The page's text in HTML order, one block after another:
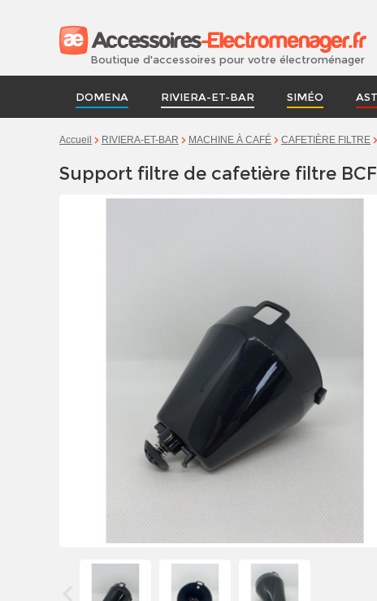
Boutique d'accessoires pour votre électroménager
DOMENA RIVIERA-ET-BAR SIMÉO
Accueil RIVIERA-ET-BAR MACHINE À CAFÉ CAFETIÈRE FILTRE
Support filtre de cafetière filtre